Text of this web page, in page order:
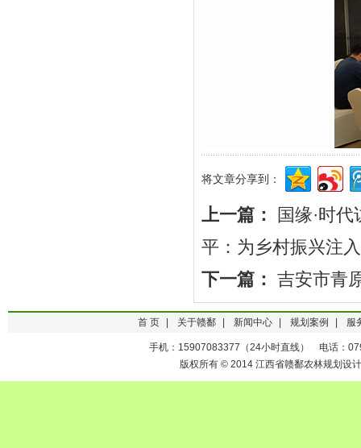
将文章分享到：
上一篇：
国缘·时
平：为乡村振兴注
下一篇： 吉安市青
首 页 关于赣鄱 新闻中心 规划案例 服
手机：15907083377（24小时直线） 电话：
版权所有 © 2014 江西省赣鄱农林规划